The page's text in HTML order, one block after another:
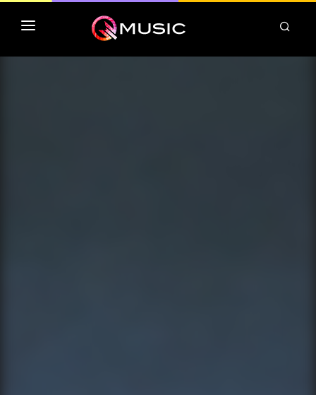
TOP MP3 ITUNES